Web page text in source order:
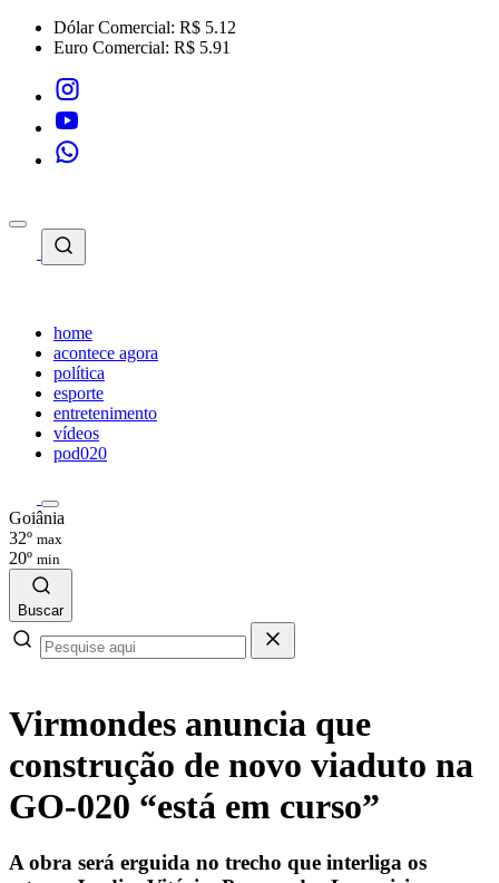
Dólar Comercial: R$ 5.12
Euro Comercial: R$ 5.91
home
acontece agora
política
esporte
entretenimento
vídeos
pod020
Goiânia
32º max
20º min
Buscar
Virmondes anuncia que
construção de novo viaduto na
GO-020 “está em curso”
A obra será erguida no trecho que interliga os